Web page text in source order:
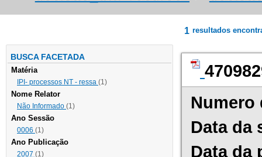
BUSCA FACETADA
Matéria
IPI- processos NT - ressa (1)
Nome Relator
Não Informado (1)
Ano Sessão
0006 (1)
Ano Publicação
2007 (1)
1 resultados
Numero
Data da
Data da